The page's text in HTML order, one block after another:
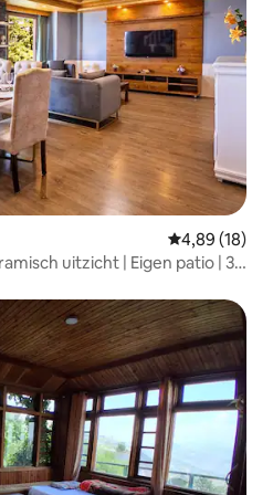
Gemiddelde
4,89 (18)
uitzicht | Eigen patio | 3